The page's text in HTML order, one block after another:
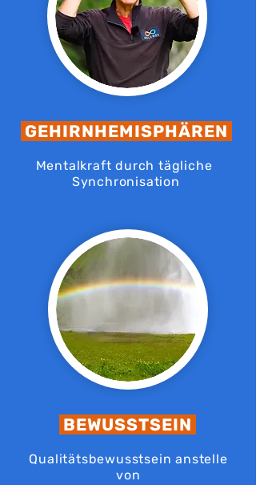
GEHIRNHEMISPHÄREN
Mentalkraft durch tägliche
Synchronisation
BEWUSSTSEIN
Qualitätsbewusstsein anstelle
von